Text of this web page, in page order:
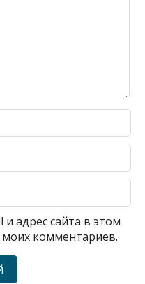
адрес сайта в этом
комментариев.